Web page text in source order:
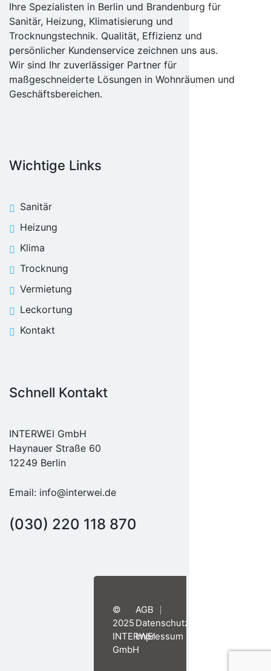
Ihre Spezialisten in Berlin und Brandenburg für
Sanitär, Heizung, Klimatisierung und
Trocknungstechnik. Qualität, Effizienz und
persönlicher Kundenservice zeichnen uns aus.
Wir sind Ihr zuverlässiger Partner für
maßgeschneiderte Lösungen in Wohnräumen und
Geschäftsbereichen.
Wichtige Links
Sanitär
Heizung
Klima
Trocknung
Vermietung
Leckortung
Kontakt
Schnell Kontakt
INTERWEI GmbH
Haynauer Straße 60
12249 Berlin
Email: info@interwei.de
(030) 220 118 870
AGB
Datenschutzerklärung
Impressum
©
2025
INTERWEI
GmbH